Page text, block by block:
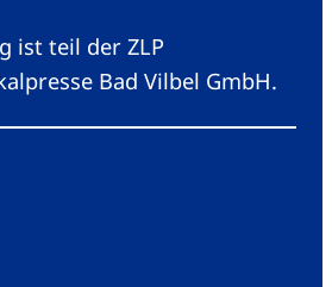
ist teil der ZLP
Bad Vilbel GmbH.